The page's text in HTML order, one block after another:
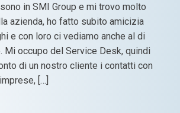
sono in SMI Group e mi trovo molto
azienda, ho fatto subito amicizia
e con loro ci vediamo anche al di
Mi occupo del Service Desk, quindi
di un nostro cliente i contatti con
[…]